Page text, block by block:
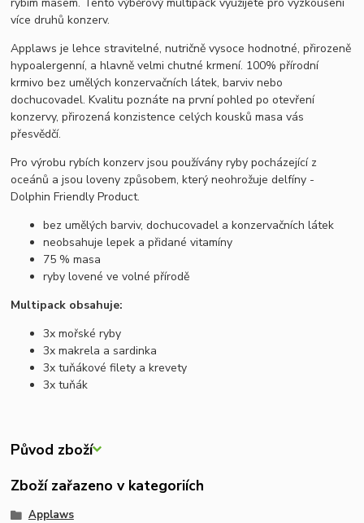
více druhů konzerv.
Applaws je lehce stravitelné, nutričně vysoce hodnotné, přirozeně
hypoalergenní, a hlavně velmi chutné krmení. 100% přírodní
krmivo bez umělých konzervačních látek, barviv nebo
dochucovadel. Kvalitu poznáte na první pohled po otevření
konzervy, přirozená konzistence celých kousků masa vás
přesvědčí.
Pro výrobu rybích konzerv jsou používány ryby pocházející z
oceánů a jsou loveny způsobem, který neohrožuje delfíny -
Dolphin Friendly Product.
bez umělých barviv, dochucovadel a konzervačních látek
neobsahuje lepek a přidané vitamíny
75 % masa
ryby lovené ve volné přírodě
Multipack obsahuje:
3x mořské ryby
3x makrela a sardinka
3x tuňákové filety a krevety
3x tuňák
Původ zboží
Zboží zařazeno v kategoriích
Applaws